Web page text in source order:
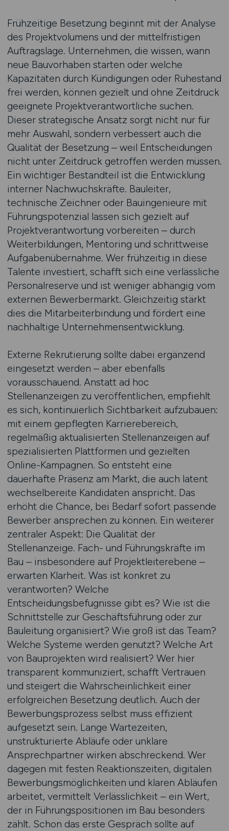
Frühzeitige Besetzung beginnt mit der Analyse
des Projektvolumens und der mittelfristigen
Auftragslage. Unternehmen, die wissen, wann
neue Bauvorhaben starten oder welche
Kapazitäten durch Kündigungen oder Ruhestand
frei werden, können gezielt und ohne Zeitdruck
geeignete Projektverantwortliche suchen.
Dieser strategische Ansatz sorgt nicht nur für
mehr Auswahl, sondern verbessert auch die
Qualität der Besetzung – weil Entscheidungen
nicht unter Zeitdruck getroffen werden müssen.
Ein wichtiger Bestandteil ist die Entwicklung
interner Nachwuchskräfte. Bauleiter,
technische Zeichner oder Bauingenieure mit
Führungspotenzial lassen sich gezielt auf
Projektverantwortung vorbereiten – durch
Weiterbildungen, Mentoring und schrittweise
Aufgabenübernahme. Wer frühzeitig in diese
Talente investiert, schafft sich eine verlässliche
Personalreserve und ist weniger abhängig vom
externen Bewerbermarkt. Gleichzeitig stärkt
dies die Mitarbeiterbindung und fördert eine
nachhaltige Unternehmensentwicklung.
Externe Rekrutierung sollte dabei ergänzend
eingesetzt werden – aber ebenfalls
vorausschauend. Anstatt ad hoc
Stellenanzeigen zu veröffentlichen, empfiehlt
es sich, kontinuierlich Sichtbarkeit aufzubauen:
mit einem gepflegten Karrierebereich,
regelmäßig aktualisierten Stellenanzeigen auf
spezialisierten Plattformen und gezielten
Online-Kampagnen. So entsteht eine
dauerhafte Präsenz am Markt, die auch latent
wechselbereite Kandidaten anspricht. Das
erhöht die Chance, bei Bedarf sofort passende
Bewerber ansprechen zu können. Ein weiterer
zentraler Aspekt: Die Qualität der
Stellenanzeige. Fach- und Führungskräfte im
Bau – insbesondere auf Projektleiterebene –
erwarten Klarheit. Was ist konkret zu
verantworten? Welche
Entscheidungsbefugnisse gibt es? Wie ist die
Schnittstelle zur Geschäftsführung oder zur
Bauleitung organisiert? Wie groß ist das Team?
Welche Systeme werden genutzt? Welche Art
von Bauprojekten wird realisiert? Wer hier
transparent kommuniziert, schafft Vertrauen
und steigert die Wahrscheinlichkeit einer
erfolgreichen Besetzung deutlich. Auch der
Bewerbungsprozess selbst muss effizient
aufgesetzt sein. Lange Wartezeiten,
unstrukturierte Abläufe oder unklare
Ansprechpartner wirken abschreckend. Wer
dagegen mit festen Reaktionszeiten, digitalen
Bewerbungsmöglichkeiten und klaren Abläufen
arbeitet, vermittelt Verlässlichkeit – ein Wert,
der in Führungspositionen im Bau besonders
zählt. Schon das erste Gespräch sollte auf